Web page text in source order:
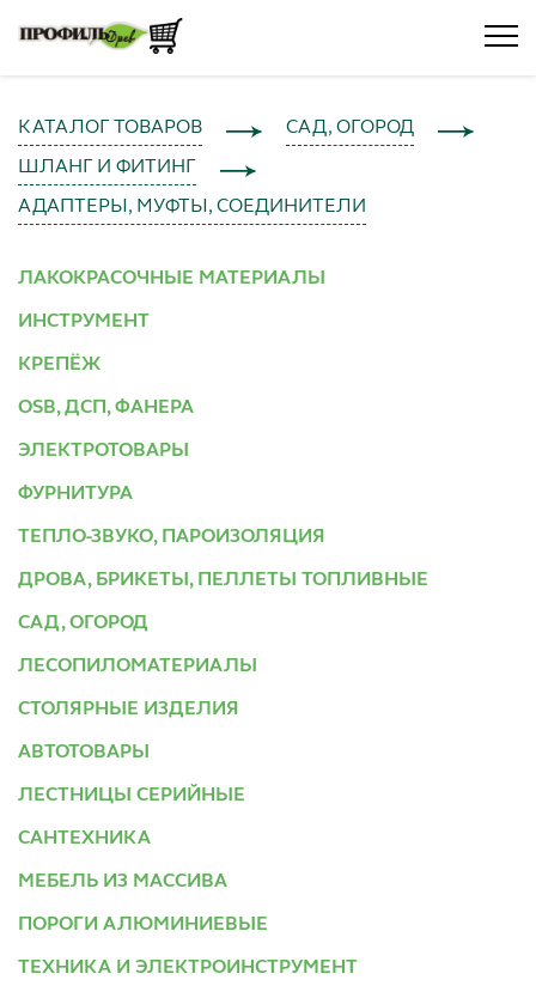
КАТАЛОГ ТОВАРОВ САД, ОГОРОД
ШЛАНГ И ФИТИНГ
АДАПТЕРЫ, МУФТЫ, СОЕДИНИТЕЛИ
ЛАКОКРАСОЧНЫЕ МАТЕРИАЛЫ
ИНСТРУМЕНТ
КРЕПЁЖ
OSB, ДСП, ФАНЕРА
ЭЛЕКТРОТОВАРЫ
ФУРНИТУРА
ТЕПЛО-ЗВУКО, ПАРОИЗОЛЯЦИЯ
ДРОВА, БРИКЕТЫ, ПЕЛЛЕТЫ ТОПЛИВНЫЕ
САД, ОГОРОД
ЛЕСОПИЛОМАТЕРИАЛЫ
СТОЛЯРНЫЕ ИЗДЕЛИЯ
АВТОТОВАРЫ
ЛЕСТНИЦЫ СЕРИЙНЫЕ
САНТЕХНИКА
МЕБЕЛЬ ИЗ МАССИВА
ПОРОГИ АЛЮМИНИЕВЫЕ
ТЕХНИКА И ЭЛЕКТРОИНСТРУМЕНТ